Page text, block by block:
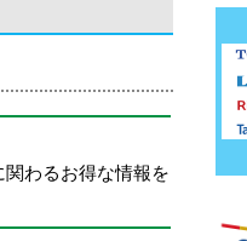
わるお得な情報を